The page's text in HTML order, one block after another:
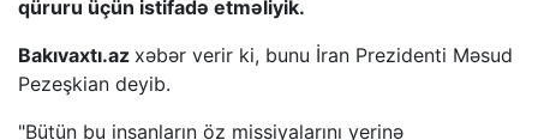
qüruru üçün istifadə etməliyik.
Bakıvaxtı.az xəbər verir ki, bunu İran Prezidenti Məsud
Pezeşkian deyib.
"Bütün bu insanların öz missiyalarını yerinə